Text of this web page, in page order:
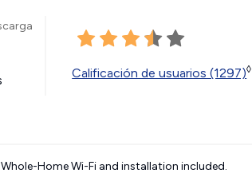
Calificación de usuarios (1297)◊
Home Wi-Fi and installation included.